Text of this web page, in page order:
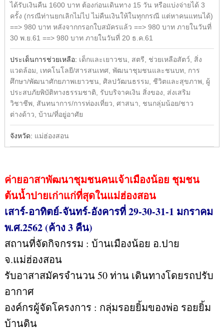
ได้รับเงินคืน 1600 บาท ต้องก่อนเดินทาง 15 วัน หรือแบ่งจ่ายได้ 3
ครั้ง (กรณีท่านยกเลิกไม่ไป ไม่คืนเงินให้ในทุกกรณี แต่หาคนแทนได้)
==> 980 บาท หลังจากกรอกใบสมัครแล้ว ==> 980 บาท ภายในวันที่
30 พ.ย.61 ==> 980 บาท ภายในวันที่ 20 ธ.ค.61
ประเด็นการช่วยเหลือ: เด็กและเยาวชน, สตรี, ช่วยเหลือสัตว์, สิ่ง
แวดล้อม, เทคโนโลยี/สารสนเทศ, พัฒนาชุมชนและชนบท, การ
ศึกษา/พัฒนาศักยภาพเยาวชน, ศิลปวัฒนธรรม, ชีวิตและสุขภาพ, ผู้
ประสบภัยพิบัติทางธรรมชาติ, รับบริจาคเงิน สิ่งของ, ส่งเสริม
วิชาชีพ, สันทนาการ/การท่องเที่ยว, ศาสนา, ชนกลุ่มน้อย/ชาว
ต่างด้าว, บ้าน/ที่อยู่อาศัย
จังหวัด: แม่ฮ่องสอน
ค่ายอาสาพัฒนาชุมชนคนเจ้าเมืองน้อย ชุมชน
ต้นน้ำปายเก่าแก่ที่สุดในแม่ฮ่องสอน
เสาร์-อาทิตย์-จันทร์-อังคารที่ 29-30-31-1 มกราคม
พ.ศ.2562 (ค้าง 3 คืน)
สถานที่จัดกิจกรรม : บ้านเมืองน้อย อ.ปาย
จ.แม่ฮ่องสอน
รับอาสาสมัครจำนวน 50 ท่าน เดินทางโดยรถปรับ
อากาศ
องค์กรผู้จัดโครงการ : กลุ่มรอยยิ้มของพ่อ รอยยิ้ม
บ้านดิน